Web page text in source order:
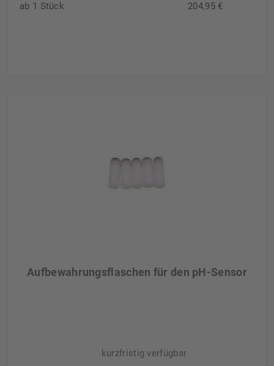
ab 1 Stück 204,95 €
Aufbewahrungsflaschen für den pH-Sensor
kurzfristig verfügbar